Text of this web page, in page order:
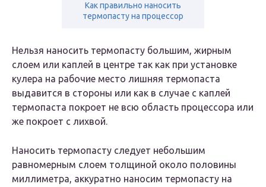
Как правильно наносить
термопасту на процессор
Нельзя наносить термопасту большим, жирным
слоем или каплей в центре так как при установке
кулера на рабочие место лишняя термопаста
выдавится в стороны или как в случае с каплей
термопаста покроет не всю область процессора или
же покроет с лихвой.
Наносить термопасту следует небольшим
равномерным слоем толщиной около половины
миллиметра, аккуратно наносим термопасту на